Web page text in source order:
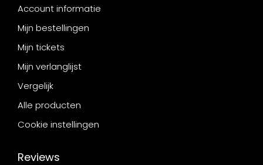
Account informatie
Mijn bestellingen
Mijn tickets
Mijn verlanglijst
Vergelijk
Alle producten
Cookie instellingen
Reviews